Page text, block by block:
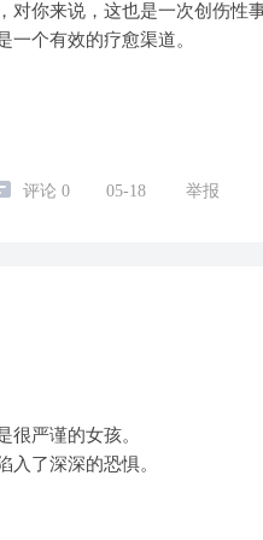
对你来说，这也是一次创伤性
个有效的疗愈渠道。
评论 0 05-18 举报
很严谨的女孩。
入了深深的恐惧。